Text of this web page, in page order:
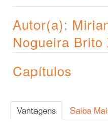
Autor(a):
Nogueira Brito
Capítulos
Vantagens Saiba